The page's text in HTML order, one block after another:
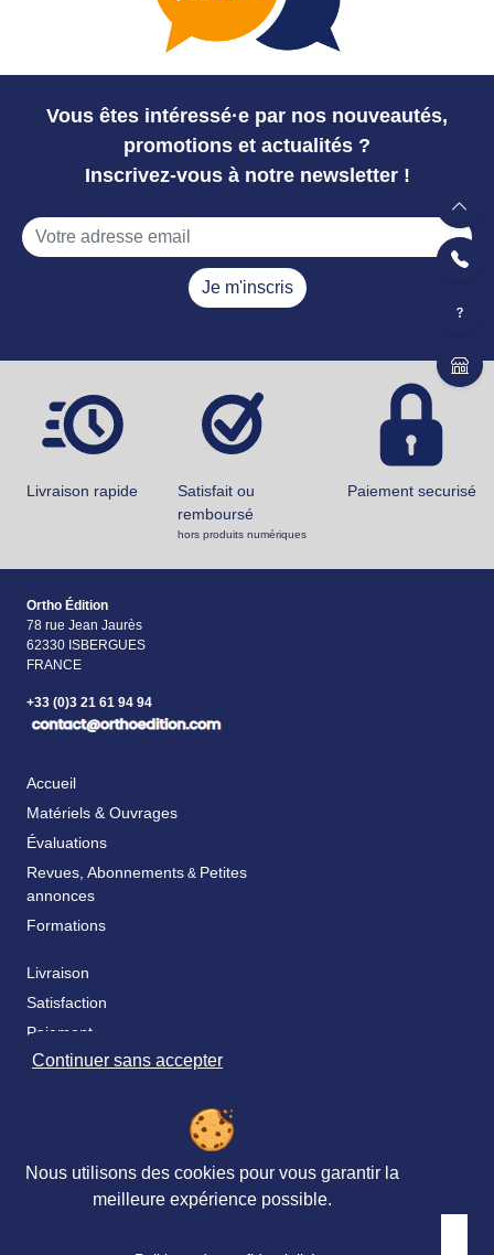
Vous êtes intéressé·e par nos nouveautés,
promotions et actualités ?
Inscrivez-vous à notre newsletter !
Je m'inscris
Livraison rapide
Satisfait ou
remboursé
hors produits numériques
Paiement securisé
Ortho Édition
78 rue Jean Jaurès
62330 ISBERGUES
FRANCE
+33 (0)3 21 61 94 94
Accueil
Matériels & Ouvrages
Évaluations
Revues, Abonnements & Petites
annonces
Formations
Livraison
Satisfaction
Paiement
Catalogue & bon de commande
Nos partenaires
Continuer sans accepter
Nous utilisons des cookies pour vous garantir la
meilleure expérience possible.